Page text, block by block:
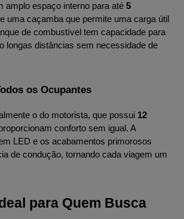
amplo espaço interno para até 5
uma caçamba que permite uma carga útil
longas distâncias sem necessidade de
os Ocupantes
o do motorista, que possui 12
conforto sem igual. A
LED e os acabamentos primorosos
de condução, tornando cada viagem um
para Quem Busca